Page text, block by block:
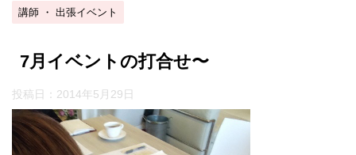
講師 ・ 出張イベント
7月イベントの打合せ〜
投稿日： 2014年5月29日